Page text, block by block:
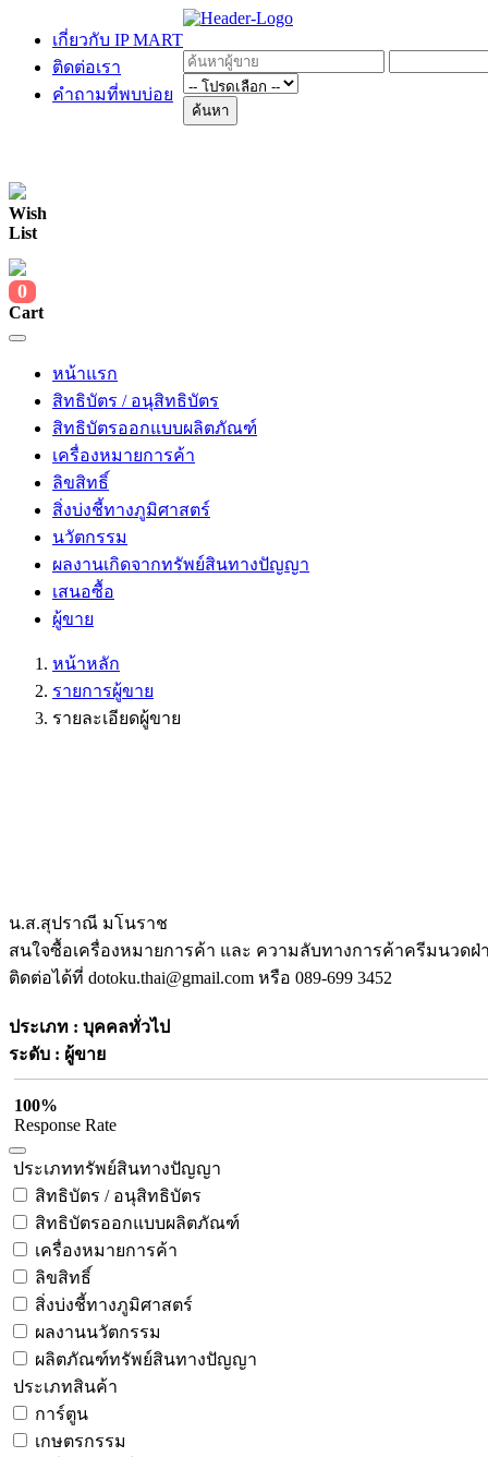
เกี่ยวกับ IP MART
ติดต่อเรา
คำถามที่พบบ่อย
ค้นหา
Wish
List
0
Cart
หน้าแรก
สิทธิบัตร / อนุสิทธิบัตร
สิทธิบัตรออกแบบผลิตภัณฑ์
เครื่องหมายการค้า
ลิขสิทธิ์
สิ่งบ่งชี้ทางภูมิศาสตร์
นวัตกรรม
ผลงานเกิดจากทรัพย์สินทางปัญญา
เสนอซื้อ
ผู้ขาย
หน้าหลัก
รายการผู้ขาย
รายละเอียดผู้ขาย
น.ส.สุปราณี มโนราช
สนใจซื้อเครื่องหมายการค้า และ ความลับทางการค้าครีมนวดฝ่
ติดต่อได้ที่ dotoku.thai@gmail.com หรือ 089-699 3452
ประเภท : บุคคลทั่วไป
ระดับ : ผู้ขาย
100%
Response Rate
ประเภททรัพย์สินทางปัญญา
สิทธิบัตร / อนุสิทธิบัตร
สิทธิบัตรออกแบบผลิตภัณฑ์
เครื่องหมายการค้า
ลิขสิทธิ์
สิ่งบ่งชี้ทางภูมิศาสตร์
ผลงานนวัตกรรม
ผลิตภัณฑ์ทรัพย์สินทางปัญญา
ประเภทสินค้า
การ์ตูน
เกษตรกรรม